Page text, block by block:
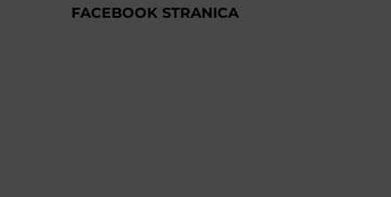
FACEBOOK STRANICA